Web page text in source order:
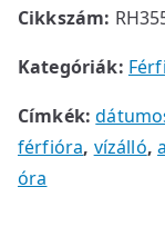
Cikkszám:
Kategóriák:
Címkék:
férfióra, vízálló,
óra